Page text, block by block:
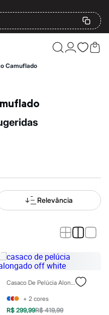
Camuflado
Relevância
Casaco De Pelúcia Alongado Off White
+ 2 cores
R$ 299,99R$ 419,99